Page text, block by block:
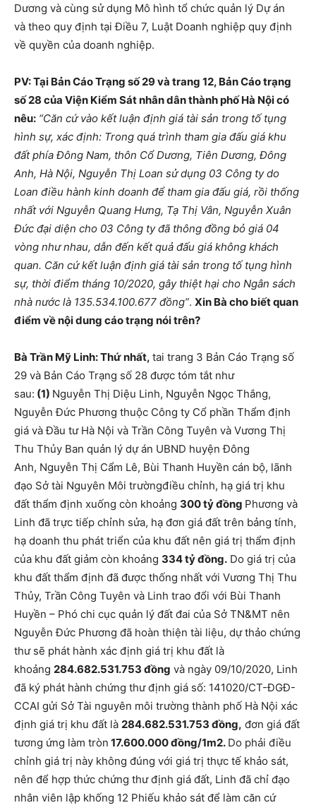
Dương và cùng sử dụng Mô hình tổ chức quản lý Dự án
và theo quy định tại Điều 7, Luật Doanh nghiệp quy định
về quyền của doanh nghiệp.
PV: Tại Bản Cáo Trạng số 29 và trang 12, Bản Cáo trạng
số 28 của Viện Kiểm Sát nhân dân thành phố Hà Nội có
nêu: “Căn cứ vào kết luận định giá tài sản trong tố tụng
hình sự, xác định: Trong quá trình tham gia đấu giá khu
đất phía Đông Nam, thôn Cổ Dương, Tiên Dương, Đông
Anh, Hà Nội, Nguyễn Thị Loan sử dụng 03 Công ty do
Loan điều hành kinh doanh để tham gia đấu giá, rồi thống
nhất với Nguyễn Quang Hưng, Tạ Thị Vân, Nguyễn Xuân
Đức đại diện cho 03 Công ty đã thông đồng bỏ giá 04
vòng như nhau, dẫn đến kết quả đấu giá không khách
quan. Căn cứ kết luận định giá tài sản trong tố tụng hình
sự, thời điểm tháng 10/2020, gây thiệt hại cho Ngân sách
nhà nước là 135.534.100.677 đồng”. Xin Bà cho biết quan
điểm về nội dung cáo trạng nói trên?
Bà Trần Mỹ Linh: Thứ nhất, tai trang 3 Bản Cáo Trạng số
29 và Bản Cáo Trạng số 28 được tóm tắt như
sau: (1) Nguyễn Thị Diệu Linh, Nguyễn Ngọc Thắng,
Nguyễn Đức Phương thuộc Công ty Cổ phần Thẩm định
giá và Đầu tư Hà Nội và Trần Công Tuyên và Vương Thị
Thu Thủy Ban quản lý dự án UBND huyện Đông
Anh, Nguyễn Thị Cẩm Lê, Bùi Thanh Huyền cán bộ, lãnh
đạo Sở tài Nguyên Môi trườngđiều chỉnh, hạ giá trị khu
đất thẩm định xuống còn khoảng 300 tỷ đồng Phương và
Linh đã trực tiếp chỉnh sửa, hạ đơn giá đất trên bảng tính,
hạ doanh thu phát triển của khu đất nên giá trị thẩm định
của khu đất giảm còn khoảng 334 tỷ đồng. Do giá trị của
khu đất thẩm định đã được thống nhất với Vương Thị Thu
Thủy, Trần Công Tuyên và Linh trao đổi với Bùi Thanh
Huyền – Phó chi cục quản lý đất đai của Sở TN&MT nên
Nguyễn Đức Phương đã hoàn thiện tài liệu, dự thảo chứng
thư sẽ phát hành xác định giá trị khu đất là
khoảng 284.682.531.753 đồng và ngày 09/10/2020, Linh
đã ký phát hành chứng thư định giá số: 141020/CT-ĐGĐ-
CCAI gửi Sở Tài nguyên môi trường thành phố Hà Nội xác
định giá trị khu đất là 284.682.531.753 đồng, đơn giá đất
tương ứng làm tròn 17.600.000 đồng/1m2. Do phải điều
chỉnh giá trị này không đúng với giá trị thực tế khảo sát,
nên để hợp thức chứng thư định giá đất, Linh đã chỉ đạo
nhân viên lập khống 12 Phiếu khảo sát để làm căn cứ